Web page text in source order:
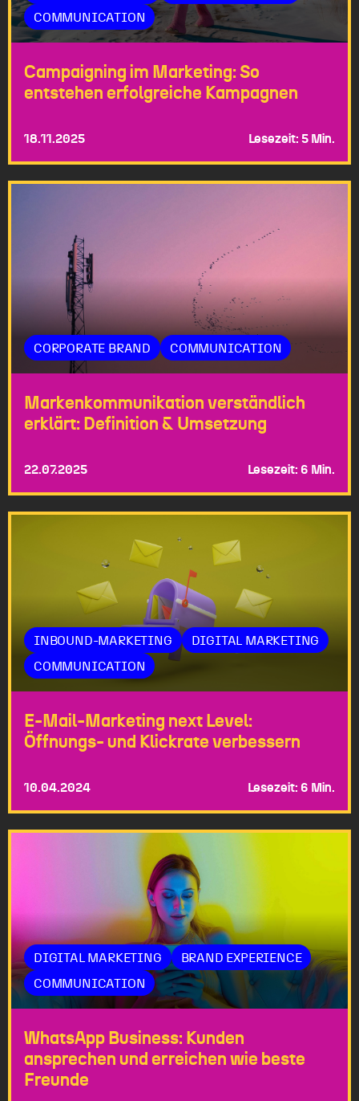
COMMUNICATION
Campaigning im Marketing: So
entstehen erfolgreiche Kampagnen
18.11.2025 Lesezeit: 5 Min.
CORPORATE BRAND COMMUNICATION
Markenkommunikation verständlich
erklärt: Definition & Umsetzung
22.07.2025 Lesezeit: 6 Min.
INBOUND-MARKETING
DIGITAL MARKETING
COMMUNICATION
E-Mail-Marketing next Level:
Öffnungs- und Klickrate verbessern
10.04.2024 Lesezeit: 6 Min.
DIGITAL MARKETING
BRAND EXPERIENCE
COMMUNICATION
WhatsApp Business: Kunden
ansprechen und erreichen wie beste
Freunde